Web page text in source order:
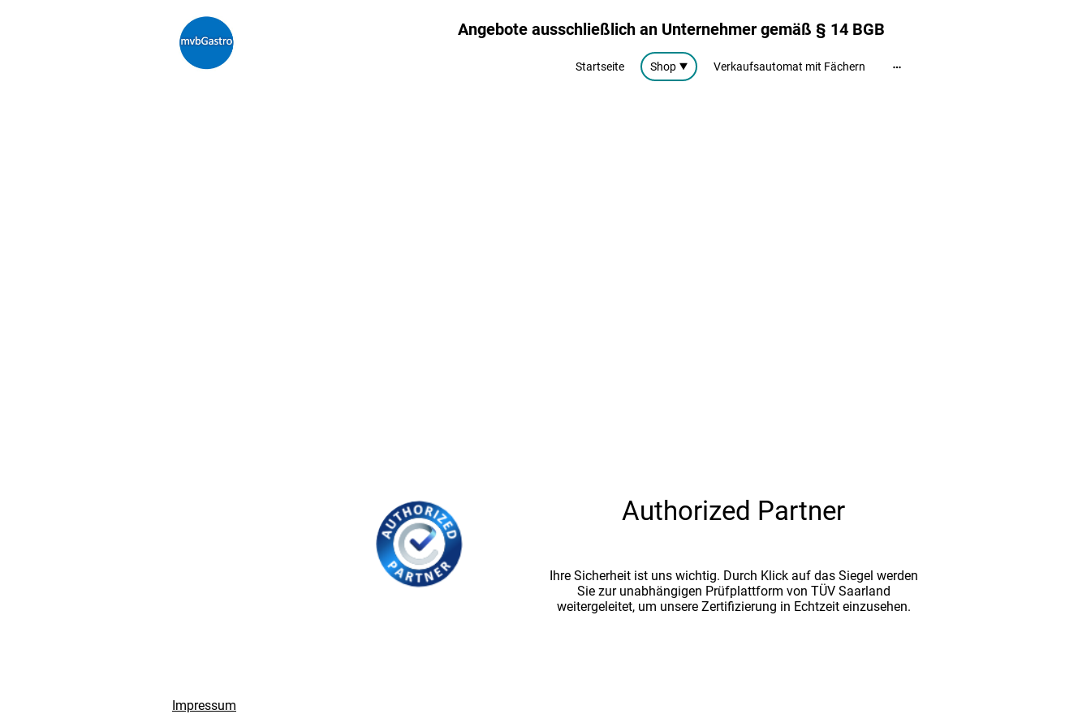
Angebote ausschließlich an Unternehmer gemäß § 14 BGB
Startseite Shop Verkaufsautomat mit Fächern
Authorized Partner
Ihre Sicherheit ist uns wichtig. Durch Klick auf das Siegel werden
Sie zur unabhängigen Prüfplattform von TÜV Saarland
weitergeleitet, um unsere Zertifizierung in Echtzeit einzusehen.
Impressum